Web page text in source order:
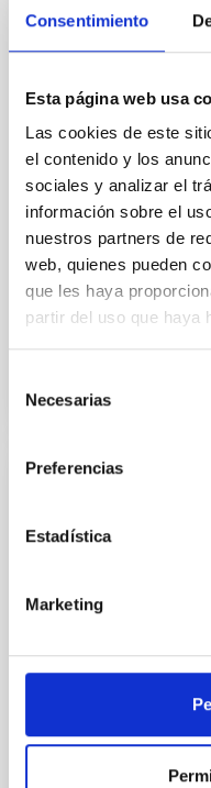
Consentimiento
Esta página web usa
Las cookies de este
el contenido y los
sociales y analizar el
información sobre el
nuestros partners de
web, quienes pueden
que les haya
partir del uso que haya
Necesarias
Preferencias
Estadística
Marketing
Un equipo
investigadores
por primera vez
las galaxias masivas
estrellas en ellas a
sido una hipótesis
simulación teórica
carecía de
resultados de esta
ayer en la revista
Fecha de
Formación
Los centros de las
entre las regiones
masas en torno a
capaces de inducir
cantidades de
agujero negro.